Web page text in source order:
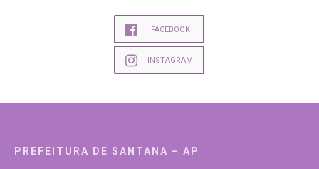
FACEBOOK
INSTAGRAM
PREFEITURA DE SANTANA – AP